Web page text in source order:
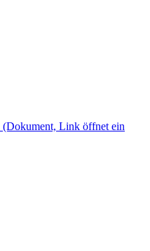
(Dokument, Link öffnet ein